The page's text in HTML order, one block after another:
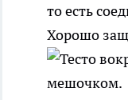
то есть
Хорошо